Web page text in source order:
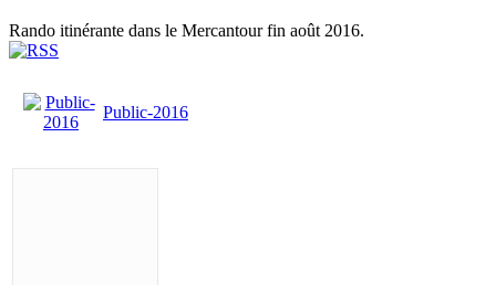
Rando itinérante dans le Mercantour fin août 2016.
Public-2016